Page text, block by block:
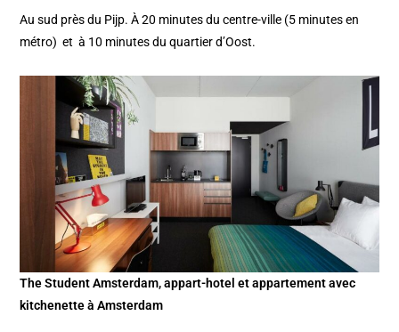
Au sud près du Pijp. À 20 minutes du centre-ville (5 minutes en
métro) et à 10 minutes du quartier d’Oost.
The Student Amsterdam, appart-hotel et appartement avec
kitchenette à Amsterdam